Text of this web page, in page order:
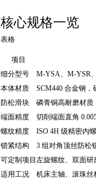
核心规格一览
表格
项目
细分型号
M-YSA、M-YSR
本体材质
SCM440 合金钢，
防松滑块
磷青铜高耐磨材质
端面精度
切削端面直角
螺纹精度
ISO 4H 级精密内
锁紧结构
3 组对角顶丝防松
可定制项目 左旋螺纹、双面
适用工况
机床主轴、滚珠